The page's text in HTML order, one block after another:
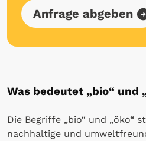
Anfrage abgeben
Was bedeutet „bio“ und
Die Begriffe „bio“ und „öko“
nachhaltige und